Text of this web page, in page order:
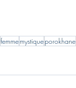
femmemystiqueporokhane